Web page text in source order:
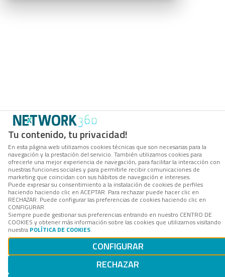
Tu contenido, tu privacidad!
En esta página web utilizamos cookies técnicas que son necesarias para la
navegación y la prestación del servicio. También utilizamos cookies para
ofrecerle una mejor experiencia de navegación, para facilitar la interacción con
nuestras funciones sociales y para permitirle recibir comunicaciones de
marketing que coincidan con sus hábitos de navegación e intereses.
Puede expresar su consentimiento a la instalación de cookies de perfiles
haciendo haciendo clic en ACEPTAR. Para rechazar puede hacer clic en
RECHAZAR. Puede configurar las preferencias de cookies haciendo clic en
CONFIGURAR.
Siempre puede gestionar sus preferencias entrando en nuestro CENTRO DE
COOKIES y obtener más información sobre las cookies que utilizamos visitando
nuestra POLÍTICA DE COOKIES.
CONFIGURAR
RECHAZAR